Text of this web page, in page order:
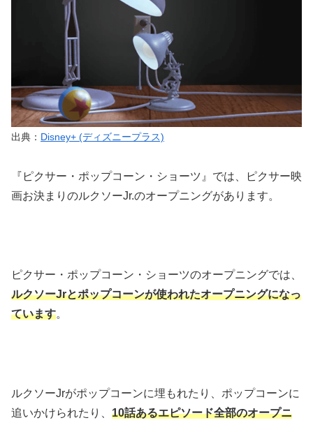
出典： Disney+ (ディズニープラス)
『ピクサー・ポップコーン・ショーツ』では、ピクサー映
画お決まりのルクソーJr.のオープニングがあります。
ピクサー・ポップコーン・ショーツのオープニングでは、
ルクソーJrとポップコーンが使われたオープニングになっ
ています。
ルクソーJrがポップコーンに埋もれたり、ポップコーンに
追いかけられたり、 10話あるエピソード全部のオープニ